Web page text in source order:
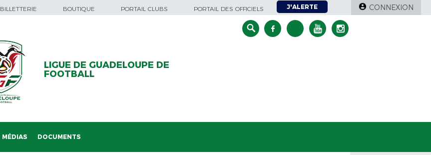
BILLETTERIE BOUTIQUE PORTAIL CLUBS PORTAIL DES OFFICIELS J'ALERTE CONNEXION
LIGUE DE GUADELOUPE DE
FOOTBALL
MÉDIAS DOCUMENTS